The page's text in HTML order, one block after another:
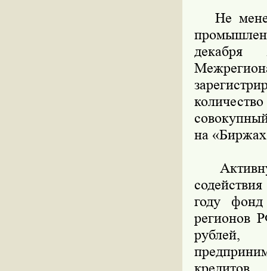
Не
декабря
на
году
регионов
рублей,